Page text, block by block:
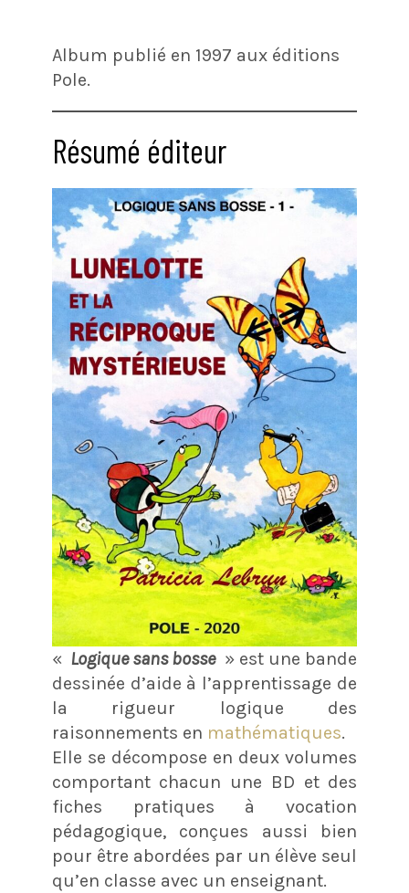
Album publié en 1997 aux éditions
Pole.
Résumé éditeur
« Logique sans bosse » est une bande
dessinée d’aide à l’apprentissage de
la rigueur logique des
raisonnements en mathématiques.
Elle se décompose en deux volumes
comportant chacun une BD et des
fiches pratiques à vocation
pédagogique, conçues aussi bien
pour être abordées par un élève seul
qu’en classe avec un enseignant.